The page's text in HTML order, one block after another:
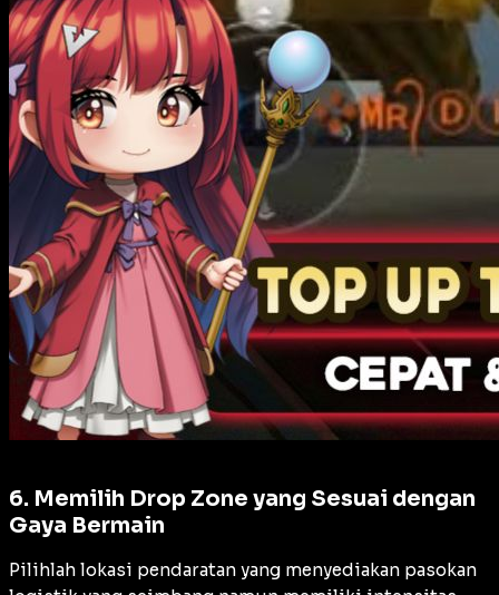
6. Memilih Drop Zone yang Sesuai dengan
Gaya Bermain
Pilihlah lokasi pendaratan yang menyediakan pasokan